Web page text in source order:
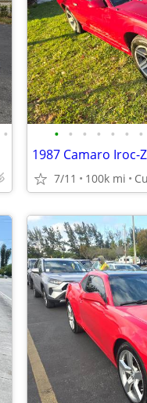
• • • • • • • •
1987 Camaro Iroc-
7/11 100k mi